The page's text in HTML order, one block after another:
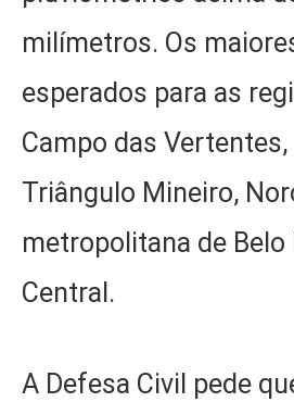
milímetros. Os
esperados para as
Campo das
Triângulo Mineiro,
metropolitana de Belo
Central.
A Defesa Civil pede